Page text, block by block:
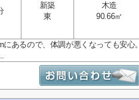
新築
東
木造
90.66㎡
あるので、体調が悪くなっても安心。